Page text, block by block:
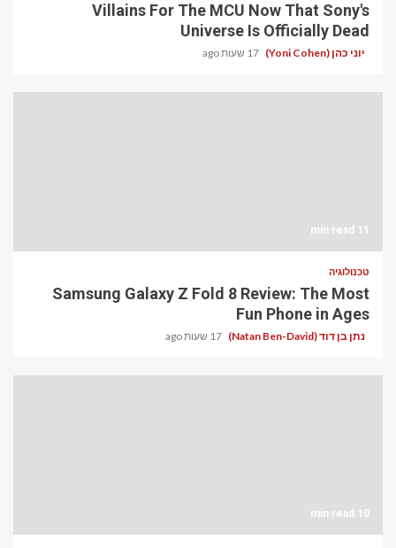
Villains For The MCU Now That Sony's
Universe Is Officially Dead
יוני כהן (Yoni Cohen) 17 שעות ago
11 min read
טכנולוגיה
Samsung Galaxy Z Fold 8 Review: The Most
Fun Phone in Ages
נתן בן דוד (Natan Ben-David) 17 שעות ago
10 min read